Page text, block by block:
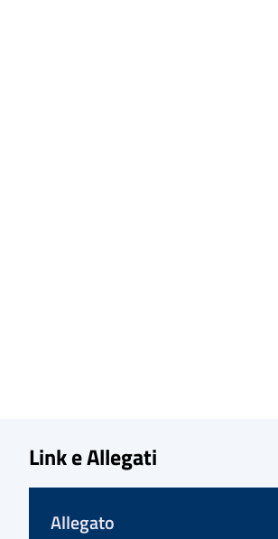
Link e Allegati
Allegato